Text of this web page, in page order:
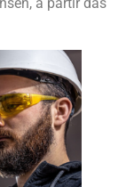
a partir das